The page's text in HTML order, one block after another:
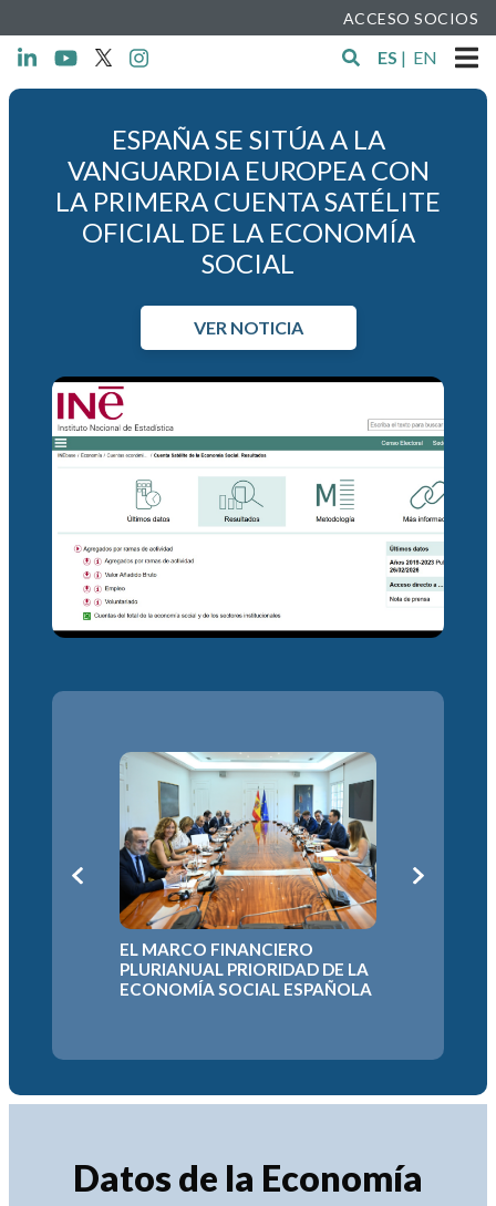
ACCESO SOCIOS
ES | EN
ESPAÑA SE SITÚA A LA
VANGUARDIA EUROPEA CON
LA PRIMERA CUENTA SATÉLITE
OFICIAL DE LA ECONOMÍA
SOCIAL
VER NOTICIA
2030
EL MARCO FINANCIERO
PLURIANUAL PRIORIDAD DE LA
ECONOMÍA SOCIAL ESPAÑOLA
Datos de la Economía